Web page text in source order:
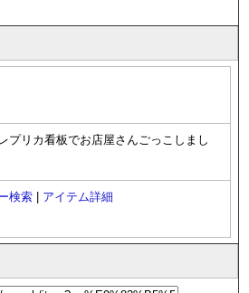
プリカ看板でお店屋さんごっこしまし
検索 アイテム詳細